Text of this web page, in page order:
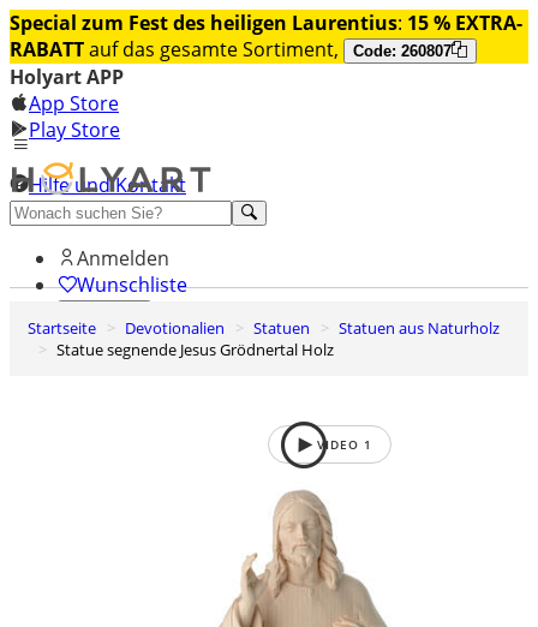
Special zum Fest des heiligen Laurentius: 15 % EXTRA-
RABATTauf das gesamte Sortiment, Code: 260807
Holyart APP
App Store
Play Store
Hilfe und Kontakt
Entdecken Sie Premium
Anmelden
Wunschliste
0
Warenkorb
Startseite Devotionalien Statuen
Statuen aus Naturholz
Statue segnende Jesus Grödnertal Holz
VIDEO 1